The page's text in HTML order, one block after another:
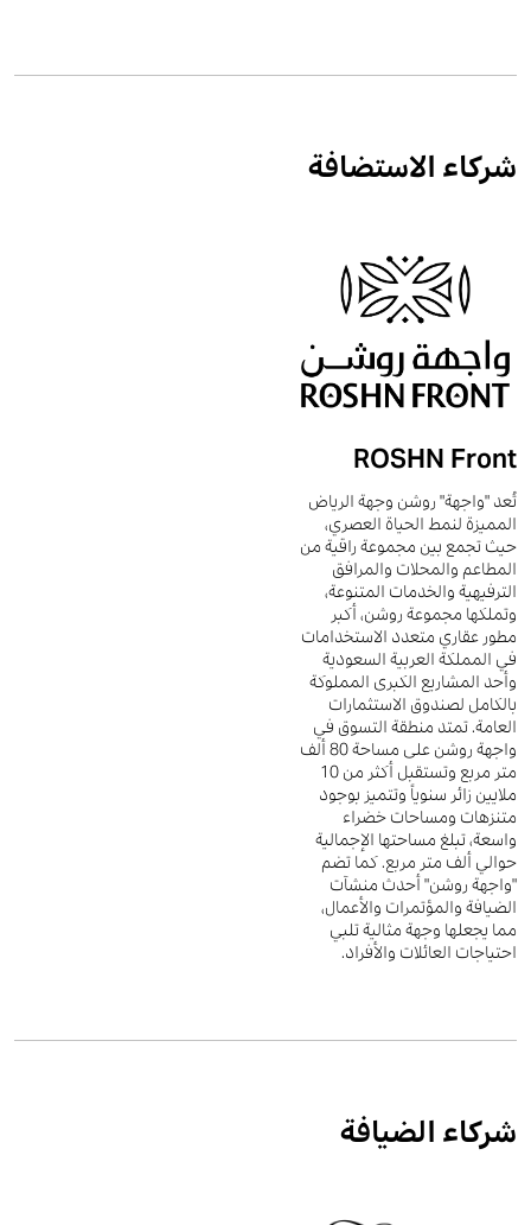
شركاء الاستضافة
ROSHN Front
تُعد "واجهة" روشن وجهة الرياض
المميزة لنمط الحياة العصري،
حيث تجمع بين مجموعة راقية من
المطاعم والمحلات والمرافق
الترفيهية والخدمات المتنوعة،
وتملكها مجموعة روشن، أكبر
مطور عقاري متعدد الاستخدامات
في المملكة العربية السعودية
وأحد المشاريع الكبرى المملوكة
بالكامل لصندوق الاستثمارات
العامة. تمتد منطقة التسوق في
واجهة روشن على مساحة 80 ألف
متر مربع وتستقبل أكثر من 10
ملايين زائر سنوياً وتتميز بوجود
متنزهات ومساحات خضراء
واسعة، تبلغ مساحتها الإجمالية
حوالي ألف متر مربع. كما تضم
"واجهة روشن" أحدث منشآت
الضيافة والمؤتمرات والأعمال،
مما يجعلها وجهة مثالية تلبي
احتياجات العائلات والأفراد.
شركاء الضيافة